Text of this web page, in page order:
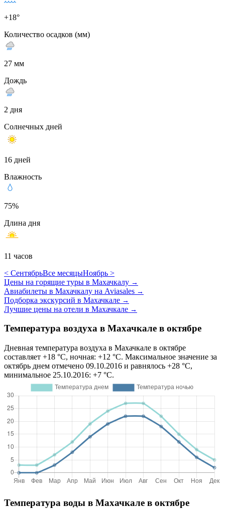
+18°
Количество осадков (мм)
27 мм
Дождь
2 дня
Солнечных дней
16 дней
Влажность
75%
Длина дня
11 часов
< СентябрьВсе месяцыНоябрь >
Цены на горящие туры в Махачкалу →
Авиабилеты в Махачкалу на Aviasales →
Подборка экскурсий в Махачкале →
Лучшие цены на отели в Махачкале →
Температура воздуха в Махачкале в октябре
Дневная температура воздуха в Махачкале в октябре
составляет +18 °C, ночная: +12 °C. Максимальное значение за
октябрь днем отмечено 09.10.2016 и равнялось +28 °C,
минимальное 25.10.2016: +7 °C.
Температура воды в Махачкале в октябре